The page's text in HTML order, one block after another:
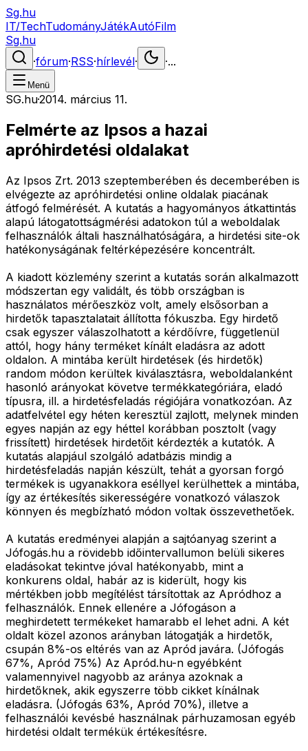
Sg.hu
IT/TechTudományJátékAutóFilm
Sg.hu
·fórum·RSS·hírlevél· ·...
Menü
SG.hu·2014. március 11.
Felmérte az Ipsos a hazai
apróhirdetési oldalakat
Az Ipsos Zrt. 2013 szeptemberében és decemberében is
elvégezte az apróhirdetési online oldalak piacának
átfogó felmérését. A kutatás a hagyományos átkattintás
alapú látogatottságmérési adatokon túl a weboldalak
felhasználók általi használhatóságára, a hirdetési site-ok
hatékonyságának feltérképezésére koncentrált.
A kiadott közlemény szerint a kutatás során alkalmazott
módszertan egy validált, és több országban is
használatos mérőeszköz volt, amely elsősorban a
hirdetők tapasztalatait állította fókuszba. Egy hirdető
csak egyszer válaszolhatott a kérdőívre, függetlenül
attól, hogy hány terméket kínált eladásra az adott
oldalon. A mintába került hirdetések (és hirdetők)
random módon kerültek kiválasztásra, weboldalanként
hasonló arányokat követve termékkategóriára, eladó
típusra, ill. a hirdetésfeladás régiójára vonatkozóan. Az
adatfelvétel egy héten keresztül zajlott, melynek minden
egyes napján az egy héttel korábban posztolt (vagy
frissített) hirdetések hirdetőit kérdezték a kutatók. A
kutatás alapjául szolgáló adatbázis mindig a
hirdetésfeladás napján készült, tehát a gyorsan forgó
termékek is ugyanakkora eséllyel kerülhettek a mintába,
így az értékesítés sikerességére vonatkozó válaszok
könnyen és megbízható módon voltak összevethetőek.
A kutatás eredményei alapján a sajtóanyag szerint a
Jófogás.hu a rövidebb időintervallumon belüli sikeres
eladásokat tekintve jóval hatékonyabb, mint a
konkurens oldal, habár az is kiderült, hogy kis
mértékben jobb megítélést társítottak az Apródhoz a
felhasználók. Ennek ellenére a Jófogáson a
meghirdetett termékeket hamarabb el lehet adni. A két
oldalt közel azonos arányban látogatják a hirdetők,
csupán 8%-os eltérés van az Apród javára. (Jófogás
67%, Apród 75%) Az Apród.hu-n egyébként
valamennyivel nagyobb az aránya azoknak a
hirdetőknek, akik egyszerre több cikket kínálnak
eladásra. (Jófogás 63%, Apród 70%), illetve a
felhasználói kevésbé használnak párhuzamosan egyéb
hirdetési oldalt termékük értékesítésre.